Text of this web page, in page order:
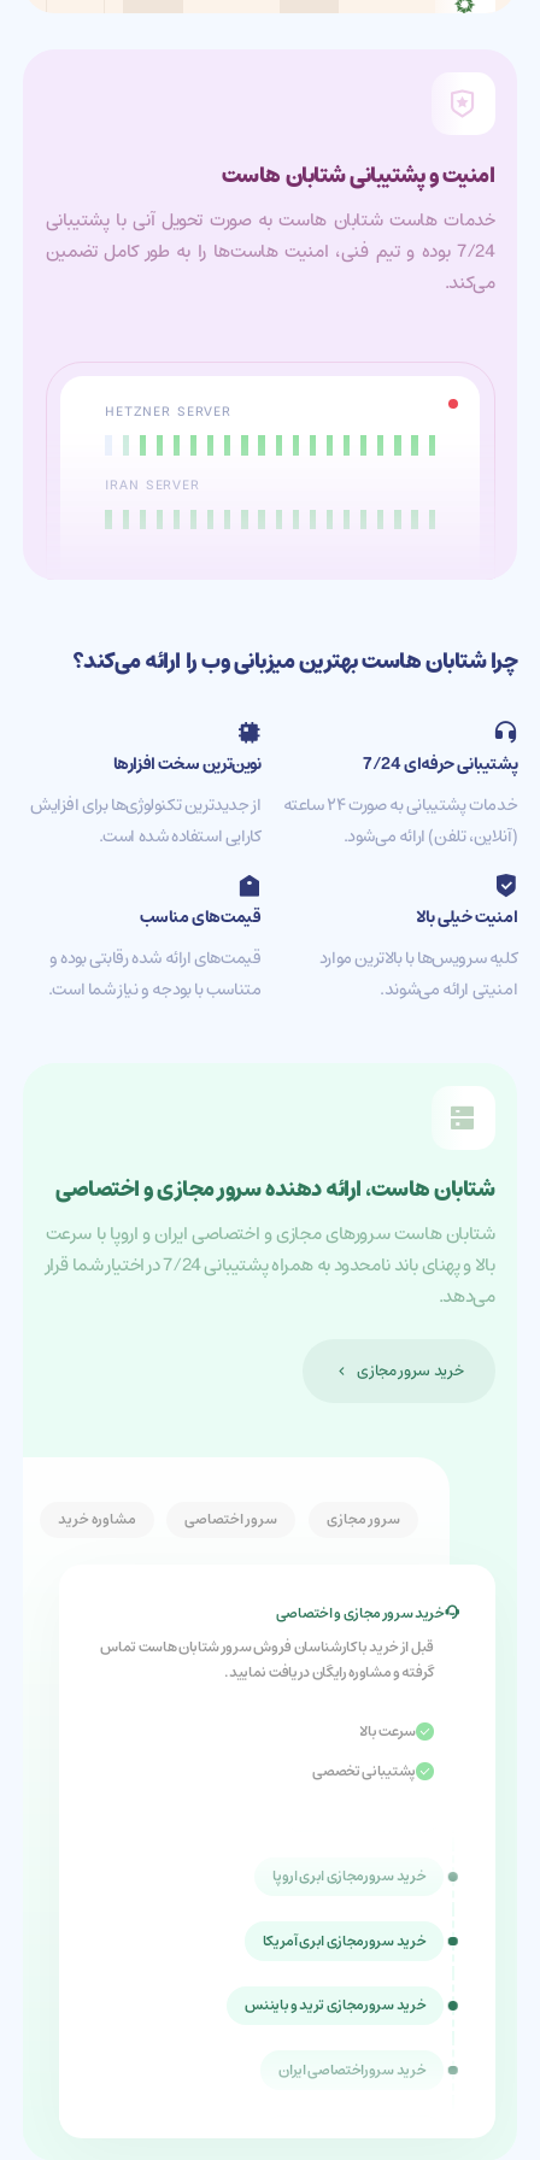
امنیت و پشتیبانی شتابان هاست
خدمات هاست شتابان هاست به صورت تحویل آنی با پشتیبانی
7/24 بوده و تیم فنی، امنیت هاست‌ها را به طور کامل تضمین
می‌کند.
HETZNER SERVER
IRAN SERVER
چرا شتابان هاست بهترین میزبانی وب را ارائه می‌کند؟
پشتیبانی حرفه‌ای 7/24
خدمات پشتیبانی به صورت ۲۴ ساعته
(آنلاین، تلفن) ارائه می‌شود.
نوین‌ترین سخت افزارها
از جدیدترین تکنولوژی‌ها برای افزایش
کارایی استفاده شده است.
امنیت خیلی بالا
کلیه سرویس‌ها با بالاترین موارد
امنیتی ارائه می‌شوند.
قیمت‌های مناسب
قیمت‌های ارائه شده رقابتی بوده و
متناسب با بودجه و نیاز شما است.
شتابان هاست، ارائه دهنده سرور مجازی و اختصاصی
شتابان هاست سرورهای مجازی و اختصاصی ایران و اروپا با سرعت
بالا‌ و پهنای باند نامحدود به همراه پشتیبانی 7/24 در اختیار شما قرار
می‌دهد.
خرید سرور مجازی
سرور مجازی سرور اختصاصی مشاوره خرید
خرید سرور مجازی و اختصاصی
قبل از خرید با کارشناسان فروش سرور شتابان هاست تماس
گرفته و مشاوره رایگان دریافت نمایید.
سرعت‌ بالا
پشتیبانی تخصصی
خرید سروراختصاصی ایران
خرید سروراختصاصی اروپا
خرید سرورمجازی ایران
خرید سرورمجازی ابری اروپا
خرید سرورمجازی ابری آمریکا
خرید سرورمجازی ترید و بایننس
خرید سروراختصاصی ایران
خرید سروراختصاصی اروپا